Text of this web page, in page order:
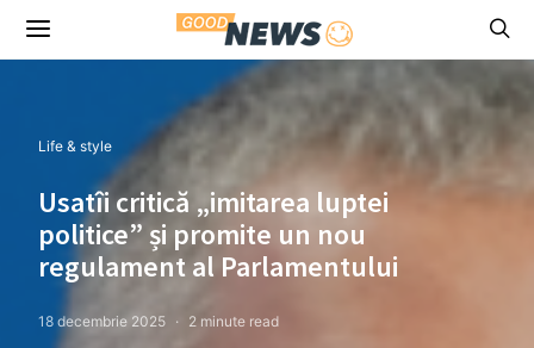
Life & style
Usatîi critică „imitarea luptei
politice” și promite un nou
regulament al Parlamentului
18 decembrie 2025 2 minute read